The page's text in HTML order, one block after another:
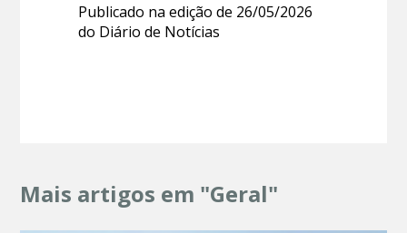
Publicado na edição de 26/05/2026
do Diário de Notícias
Mais artigos em "Geral"